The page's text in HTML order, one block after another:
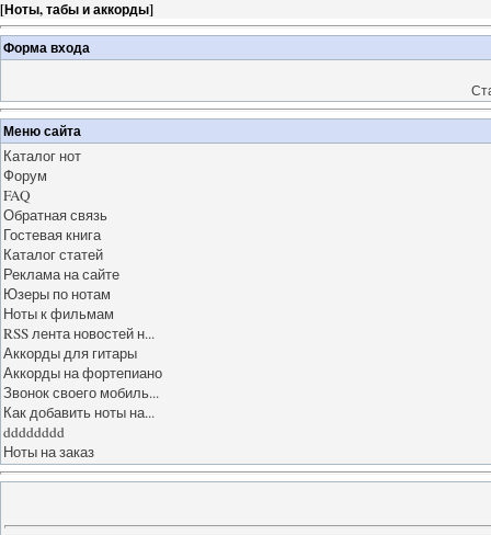
[Ноты, табы и аккорды]
Форма входа
Меню сайта
Каталог нот
Форум
FAQ
Обратная связь
Гостевая книга
Каталог статей
Реклама на сайте
Юзеры по нотам
Ноты к фильмам
RSS лента новостей н...
Аккорды для гитары
Аккорды на фортепиано
Звонок своего мобиль...
Как добавить ноты на...
dddddddd
Ноты на заказ